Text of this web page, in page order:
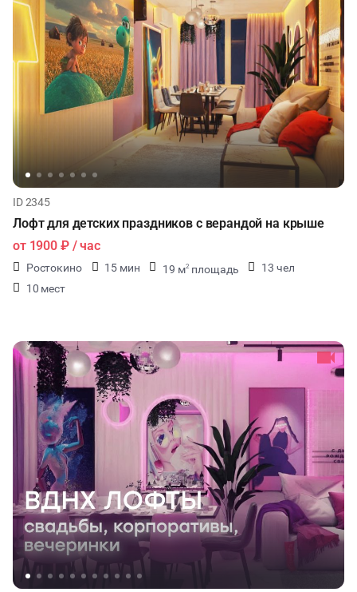
ID 2345
Лофт для детских праздников с верандой на крыше
от 1900 ₽/ час
Ростокино 15 мин 19 м2 площадь
13 чел
10 мест